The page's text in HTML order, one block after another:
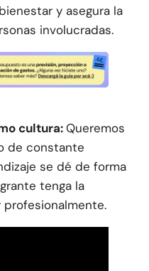
y asegura la
involucradas.
cultura:Queremos
de constante
se dé de forma
tenga la